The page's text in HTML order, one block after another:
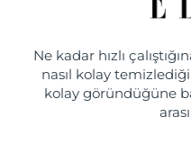
Ne kadar hızlı
nasıl kolay
kolay göründüğüne